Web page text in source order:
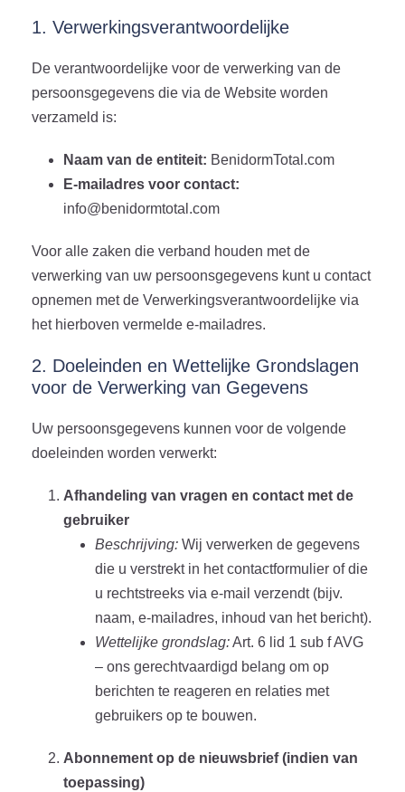
1. Verwerkingsverantwoordelijke
De verantwoordelijke voor de verwerking van de
persoonsgegevens die via de Website worden
verzameld is:
Naam van de entiteit: BenidormTotal.com
E-mailadres voor contact:
info@benidormtotal.com
Voor alle zaken die verband houden met de
verwerking van uw persoonsgegevens kunt u contact
opnemen met de Verwerkingsverantwoordelijke via
het hierboven vermelde e-mailadres.
2. Doeleinden en Wettelijke Grondslagen
voor de Verwerking van Gegevens
Uw persoonsgegevens kunnen voor de volgende
doeleinden worden verwerkt:
Afhandeling van vragen en contact met de
gebruiker
Beschrijving: Wij verwerken de gegevens
die u verstrekt in het contactformulier of die
u rechtstreeks via e-mail verzendt (bijv.
naam, e-mailadres, inhoud van het bericht).
Wettelijke grondslag:Art. 6 lid 1 sub f AVG
– ons gerechtvaardigd belang om op
berichten te reageren en relaties met
gebruikers op te bouwen.
Abonnement op de nieuwsbrief (indien van
toepassing)